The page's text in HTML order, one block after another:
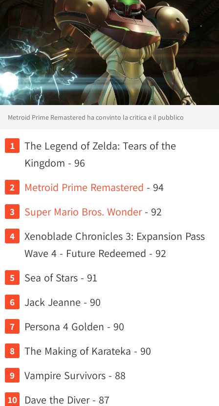
Metroid Prime Remastered ha convinto la critica e il pubblico
The Legend of Zelda: Tears of the
Kingdom - 96
Metroid Prime Remastered - 94
Super Mario Bros. Wonder- 92
Xenoblade Chronicles 3: Expansion Pass
Wave 4 - Future Redeemed - 92
Sea of Stars - 91
Jack Jeanne - 90
Persona 4 Golden - 90
The Making of Karateka - 90
Vampire Survivors - 88
Dave the Diver - 87